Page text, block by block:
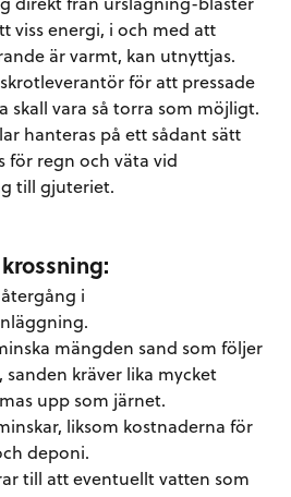
viss energi, i och med att
är varmt, kan utnyttjas.
för att pressade
skall vara så torra som möjligt.
hanteras på ett sådant sätt
för regn och väta vid
till gjuteriet.
i
mängden sand som följer
kräver lika mycket
upp som järnet.
liksom kostnaderna för
deponi.
till att eventuellt vatten som